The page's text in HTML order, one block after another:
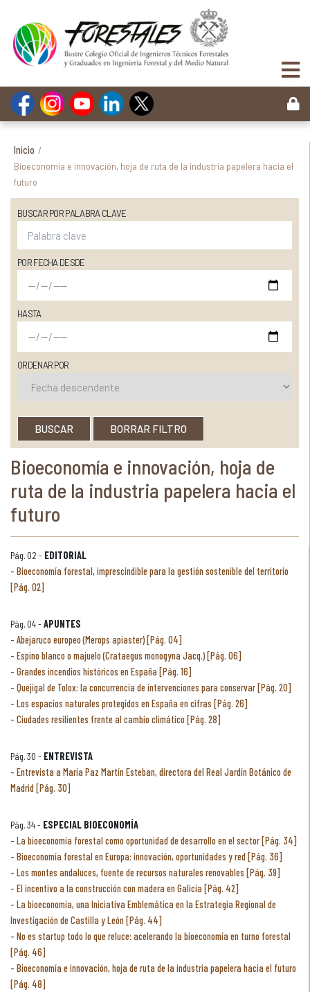
Inicio /
Bioeconomía e innovación, hoja de ruta de la industria papelera hacia el
futuro
BUSCAR POR PALABRA CLAVE
POR FECHA DESDE
HASTA
ORDENAR POR
BUSCAR BORRAR FILTRO
Bioeconomía e innovación, hoja de
ruta de la industria papelera hacia el
futuro
Pág. 02 - EDITORIAL
Bioeconomía forestal, imprescindible para la gestión sostenible del territorio
[Pág. 02]
Pág. 04 - APUNTES
Abejaruco europeo (Merops apiaster) [Pág. 04]
Espino blanco o majuelo (Crataegus monogyna Jacq.) [Pág. 06]
Grandes incendios históricos en España [Pág. 16]
Quejigal de Tolox: la concurrencia de intervenciones para conservar [Pág. 20]
Los espacios naturales protegidos en España en cifras [Pág. 26]
Ciudades resilientes frente al cambio climático [Pág. 28]
Pág. 30 - ENTREVISTA
Entrevista a María Paz Martín Esteban, directora del Real Jardín Botánico de
Madrid [Pág. 30]
Pág. 34 - ESPECIAL BIOECONOMÍA
La bioeconomía forestal como oportunidad de desarrollo en el sector [Pág. 34]
Bioeconomía forestal en Europa: innovación, oportunidades y red [Pág. 36]
Los montes andaluces, fuente de recursos naturales renovables [Pág. 39]
El incentivo a la construcción con madera en Galicia [Pág. 42]
La bioeconomía, una Iniciativa Emblemática en la Estrategia Regional de
Investigación de Castilla y León [Pág. 44]
No es startup todo lo que reluce: acelerando la bioeconomía en turno forestal
[Pág. 46]
Bioeconomía e innovación, hoja de ruta de la industria papelera hacia el futuro
[Pág. 48]